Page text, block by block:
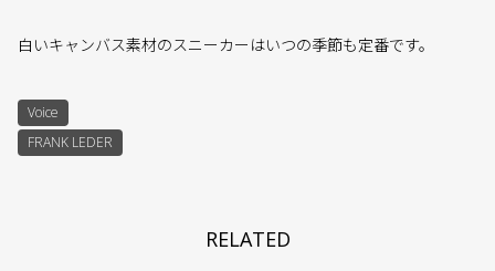
白いキャンバス素材のスニーカーはいつの季節も定番です。
Voice
FRANK LEDER
RELATED